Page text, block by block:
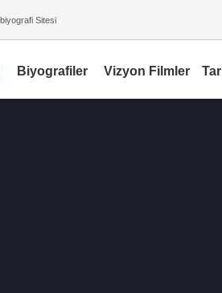
Sitesi
Biyografiler Vizyon Filmler